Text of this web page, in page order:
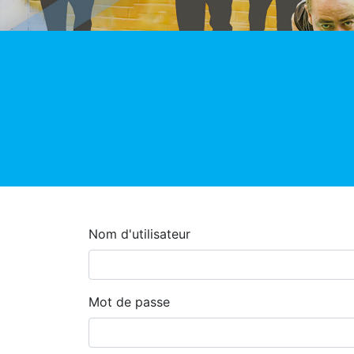
Nom d'utilisateur
Mot de passe